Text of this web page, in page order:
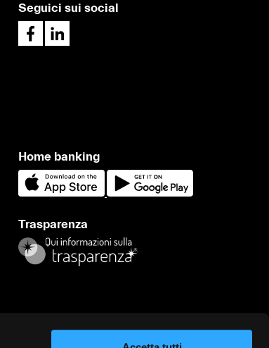
Seguici sui social
Home banking
Trasparenza